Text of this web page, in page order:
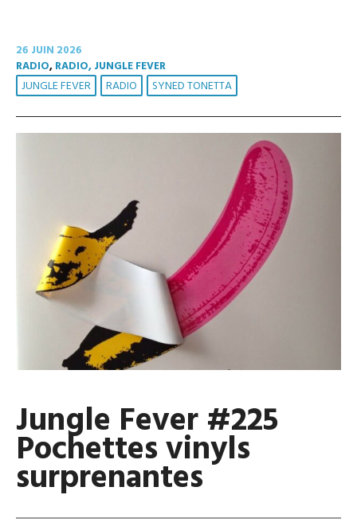
26 JUIN 2026
RADIO,RADIO, JUNGLE FEVER
JUNGLE FEVER RADIO SYNED TONETTA
Jungle Fever #225
Pochettes vinyls
surprenantes